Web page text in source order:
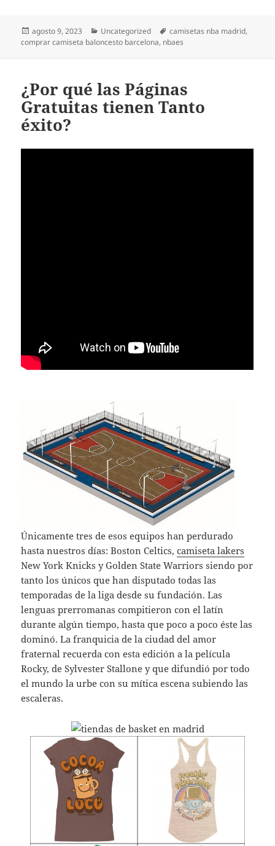
Publicado
el
agosto 9, 2023 Categorías
Uncategorized Etiquetas
camisetas nba madrid,
comprar camiseta baloncesto barcelona, nbaes
¿Por qué las Páginas
Gratuitas tienen Tanto
éxito?
Únicamente tres de esos equipos han perdurado
hasta nuestros días: Boston Celtics,camiseta lakers
New York Knicks y Golden State Warriors siendo por
tanto los únicos que han disputado todas las
temporadas de la liga desde su fundación. Las
lenguas prerromanas compitieron con el latín
durante algún tiempo, hasta que poco a poco éste las
dominó. La franquicia de la ciudad del amor
fraternal recuerda con esta edición a la película
Rocky, de Sylvester Stallone y que difundió por todo
el mundo la urbe con su mítica escena subiendo las
escaleras.